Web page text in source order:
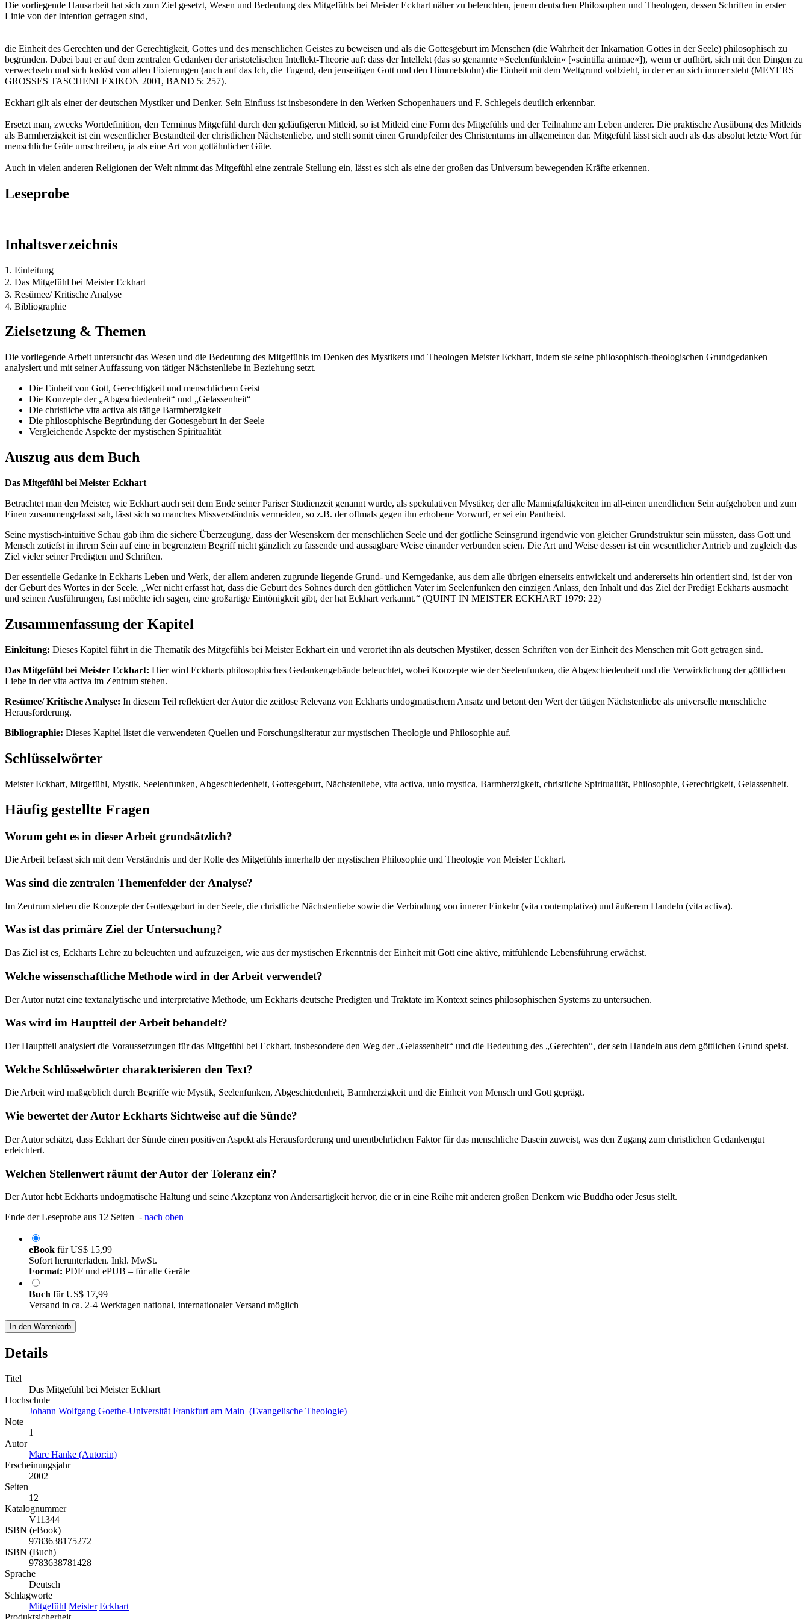
Die vorliegende Hausarbeit hat sich zum Ziel gesetzt, Wesen und Bedeutung des Mitgefühls bei Meister Eckhart näher zu beleuchten, jenem deutschen Philosophen und Theologen, dessen Schriften in erster
Linie von der Intention getragen sind,
die Einheit des Gerechten und der Gerechtigkeit, Gottes und des menschlichen Geistes zu beweisen und als die Gottesgeburt im Menschen (die Wahrheit der Inkarnation Gottes in der Seele) philosophisch zu
begründen. Dabei baut er auf dem zentralen Gedanken der aristotelischen Intellekt-Theorie auf: dass der Intellekt (das so genannte »Seelenfünklein« [»scintilla animae«]), wenn er aufhört, sich mit den Dingen zu
verwechseln und sich loslöst von allen Fixierungen (auch auf das Ich, die Tugend, den jenseitigen Gott und den Himmelslohn) die Einheit mit dem Weltgrund vollzieht, in der er an sich immer steht (MEYERS
GROSSES TASCHENLEXIKON 2001, BAND 5: 257).
Eckhart gilt als einer der deutschen Mystiker und Denker. Sein Einfluss ist insbesondere in den Werken Schopenhauers und F. Schlegels deutlich erkennbar.
Ersetzt man, zwecks Wortdefinition, den Terminus Mitgefühl durch den geläufigeren Mitleid, so ist Mitleid eine Form des Mitgefühls und der Teilnahme am Leben anderer. Die praktische Ausübung des Mitleids
als Barmherzigkeit ist ein wesentlicher Bestandteil der christlichen Nächstenliebe, und stellt somit einen Grundpfeiler des Christentums im allgemeinen dar. Mitgefühl lässt sich auch als das absolut letzte Wort für
menschliche Güte umschreiben, ja als eine Art von gottähnlicher Güte.
Auch in vielen anderen Religionen der Welt nimmt das Mitgefühl eine zentrale Stellung ein, lässt es sich als eine der großen das Universum bewegenden Kräfte erkennen.
Leseprobe
Inhaltsverzeichnis
1. Einleitung
2. Das Mitgefühl bei Meister Eckhart
3. Resümee/ Kritische Analyse
4. Bibliographie
Zielsetzung & Themen
Die vorliegende Arbeit untersucht das Wesen und die Bedeutung des Mitgefühls im Denken des Mystikers und Theologen Meister Eckhart, indem sie seine philosophisch-theologischen Grundgedanken
analysiert und mit seiner Auffassung von tätiger Nächstenliebe in Beziehung setzt.
Die Einheit von Gott, Gerechtigkeit und menschlichem Geist
Die Konzepte der „Abgeschiedenheit“ und „Gelassenheit“
Die christliche vita activa als tätige Barmherzigkeit
Die philosophische Begründung der Gottesgeburt in der Seele
Vergleichende Aspekte der mystischen Spiritualität
Auszug aus dem Buch
Das Mitgefühl bei Meister Eckhart
Betrachtet man den Meister, wie Eckhart auch seit dem Ende seiner Pariser Studienzeit genannt wurde, als spekulativen Mystiker, der alle Mannigfaltigkeiten im all-einen unendlichen Sein aufgehoben und zum
Einen zusammengefasst sah, lässt sich so manches Missverständnis vermeiden, so z.B. der oftmals gegen ihn erhobene Vorwurf, er sei ein Pantheist.
Seine mystisch-intuitive Schau gab ihm die sichere Überzeugung, dass der Wesenskern der menschlichen Seele und der göttliche Seinsgrund irgendwie von gleicher Grundstruktur sein müssten, dass Gott und
Mensch zutiefst in ihrem Sein auf eine in begrenztem Begriff nicht gänzlich zu fassende und aussagbare Weise einander verbunden seien. Die Art und Weise dessen ist ein wesentlicher Antrieb und zugleich das
Ziel vieler seiner Predigten und Schriften.
Der essentielle Gedanke in Eckharts Leben und Werk, der allem anderen zugrunde liegende Grund- und Kerngedanke, aus dem alle übrigen einerseits entwickelt und andererseits hin orientiert sind, ist der von
der Geburt des Wortes in der Seele. „Wer nicht erfasst hat, dass die Geburt des Sohnes durch den göttlichen Vater im Seelenfunken den einzigen Anlass, den Inhalt und das Ziel der Predigt Eckharts ausmacht
und seinen Ausführungen, fast möchte ich sagen, eine großartige Eintönigkeit gibt, der hat Eckhart verkannt.“ (QUINT IN MEISTER ECKHART 1979: 22)
Zusammenfassung der Kapitel
Einleitung: Dieses Kapitel führt in die Thematik des Mitgefühls bei Meister Eckhart ein und verortet ihn als deutschen Mystiker, dessen Schriften von der Einheit des Menschen mit Gott getragen sind.
Das Mitgefühl bei Meister Eckhart: Hier wird Eckharts philosophisches Gedankengebäude beleuchtet, wobei Konzepte wie der Seelenfunken, die Abgeschiedenheit und die Verwirklichung der göttlichen
Liebe in der vita activa im Zentrum stehen.
Resümee/ Kritische Analyse: In diesem Teil reflektiert der Autor die zeitlose Relevanz von Eckharts undogmatischem Ansatz und betont den Wert der tätigen Nächstenliebe als universelle menschliche
Herausforderung.
Bibliographie: Dieses Kapitel listet die verwendeten Quellen und Forschungsliteratur zur mystischen Theologie und Philosophie auf.
Schlüsselwörter
Meister Eckhart, Mitgefühl, Mystik, Seelenfunken, Abgeschiedenheit, Gottesgeburt, Nächstenliebe, vita activa, unio mystica, Barmherzigkeit, christliche Spiritualität, Philosophie, Gerechtigkeit, Gelassenheit.
Häufig gestellte Fragen
Worum geht es in dieser Arbeit grundsätzlich?
Die Arbeit befasst sich mit dem Verständnis und der Rolle des Mitgefühls innerhalb der mystischen Philosophie und Theologie von Meister Eckhart.
Was sind die zentralen Themenfelder der Analyse?
Im Zentrum stehen die Konzepte der Gottesgeburt in der Seele, die christliche Nächstenliebe sowie die Verbindung von innerer Einkehr (vita contemplativa) und äußerem Handeln (vita activa).
Was ist das primäre Ziel der Untersuchung?
Das Ziel ist es, Eckharts Lehre zu beleuchten und aufzuzeigen, wie aus der mystischen Erkenntnis der Einheit mit Gott eine aktive, mitfühlende Lebensführung erwächst.
Welche wissenschaftliche Methode wird in der Arbeit verwendet?
Der Autor nutzt eine textanalytische und interpretative Methode, um Eckharts deutsche Predigten und Traktate im Kontext seines philosophischen Systems zu untersuchen.
Was wird im Hauptteil der Arbeit behandelt?
Der Hauptteil analysiert die Voraussetzungen für das Mitgefühl bei Eckhart, insbesondere den Weg der „Gelassenheit“ und die Bedeutung des „Gerechten“, der sein Handeln aus dem göttlichen Grund speist.
Welche Schlüsselwörter charakterisieren den Text?
Die Arbeit wird maßgeblich durch Begriffe wie Mystik, Seelenfunken, Abgeschiedenheit, Barmherzigkeit und die Einheit von Mensch und Gott geprägt.
Wie bewertet der Autor Eckharts Sichtweise auf die Sünde?
Der Autor schätzt, dass Eckhart der Sünde einen positiven Aspekt als Herausforderung und unentbehrlichen Faktor für das menschliche Dasein zuweist, was den Zugang zum christlichen Gedankengut
erleichtert.
Welchen Stellenwert räumt der Autor der Toleranz ein?
Der Autor hebt Eckharts undogmatische Haltung und seine Akzeptanz von Andersartigkeit hervor, die er in eine Reihe mit anderen großen Denkern wie Buddha oder Jesus stellt.
Ende der Leseprobe aus 12 Seiten - nach oben
eBook fürUS$ 15,99
Sofort herunterladen. Inkl. MwSt.
Format: PDF und ePUB – für alle Geräte
Buch fürUS$ 17,99
Versand in ca. 2-4 Werktagen national, internationaler Versand möglich
In den Warenkorb
Details
Titel
Das Mitgefühl bei Meister Eckhart
Hochschule
Johann Wolfgang Goethe-Universität Frankfurt am Main (Evangelische Theologie)
Note
1
Autor
Marc Hanke (Autor:in)
Erscheinungsjahr
2002
Seiten
12
Katalognummer
V11344
ISBN (eBook)
9783638175272
ISBN (Buch)
9783638781428
Sprache
Deutsch
Schlagworte
Mitgefühl Meister Eckhart